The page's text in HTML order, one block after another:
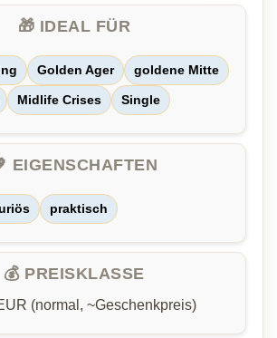
🎁 IDEAL FÜR
Golden Ager goldene Mitte
Midlife Crises Single
EIGENSCHAFTEN
praktisch
💰 PREISKLASSE
(normal, ~Geschenkpreis)